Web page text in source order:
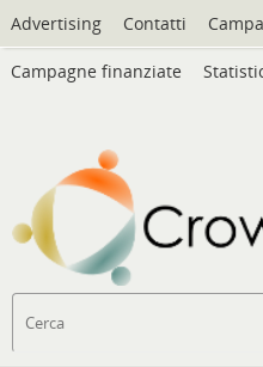
Vai
al
contenuto
Advertising Contatti
Campagne finanziate